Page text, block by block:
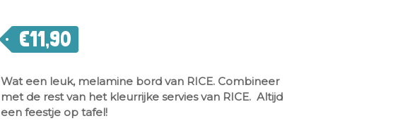
€11,90
Wat een leuk, melamine bord van RICE. Combineer
met de rest van het kleurrijke servies van RICE. Altijd
een feestje op tafel!